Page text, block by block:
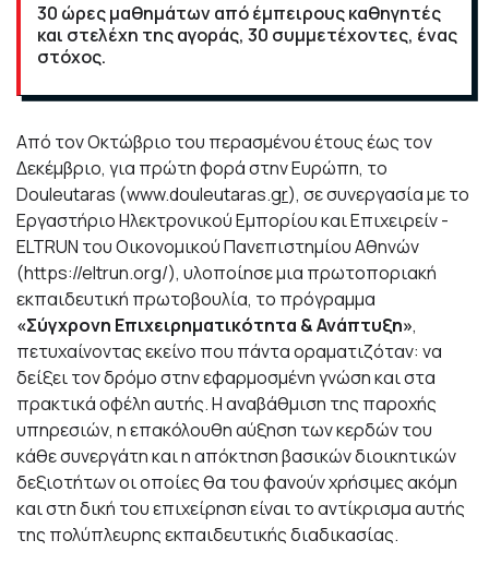
30 ώρες μαθημάτων από έμπειρους καθηγητές
και στελέχη της αγοράς, 30 συμμετέχοντες, ένας
στόχος.
Από τον Οκτώβριο του περασμένου έτους έως τον
Δεκέμβριο, για πρώτη φορά στην Ευρώπη, το
Douleutaras (www.douleutaras.gr), σε συνεργασία με το
Εργαστήριο Ηλεκτρονικού Εμπορίου και Επιχειρείν -
ELTRUN του Οικονομικού Πανεπιστημίου Αθηνών
(https://eltrun.org/), υλοποίησε μια πρωτοποριακή
εκπαιδευτική πρωτοβουλία, το πρόγραμμα
«Σύγχρονη Επιχειρηματικότητα & Ανάπτυξη»,
πετυχαίνοντας εκείνο που πάντα οραματιζόταν: να
δείξει τον δρόμο στην εφαρμοσμένη γνώση και στα
πρακτικά οφέλη αυτής. Η αναβάθμιση της παροχής
υπηρεσιών, η επακόλουθη αύξηση των κερδών του
κάθε συνεργάτη και η απόκτηση βασικών διοικητικών
δεξιοτήτων οι οποίες θα του φανούν χρήσιμες ακόμη
και στη δική του επιχείρηση είναι το αντίκρισμα αυτής
της πολύπλευρης εκπαιδευτικής διαδικασίας.